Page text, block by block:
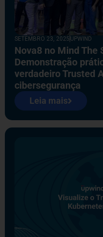
SETEMBRO 23, 2025 UPWIND
Nova8 no Mind The
Demonstração
verdadeiro Trusted
cibersegurança
Leia mais